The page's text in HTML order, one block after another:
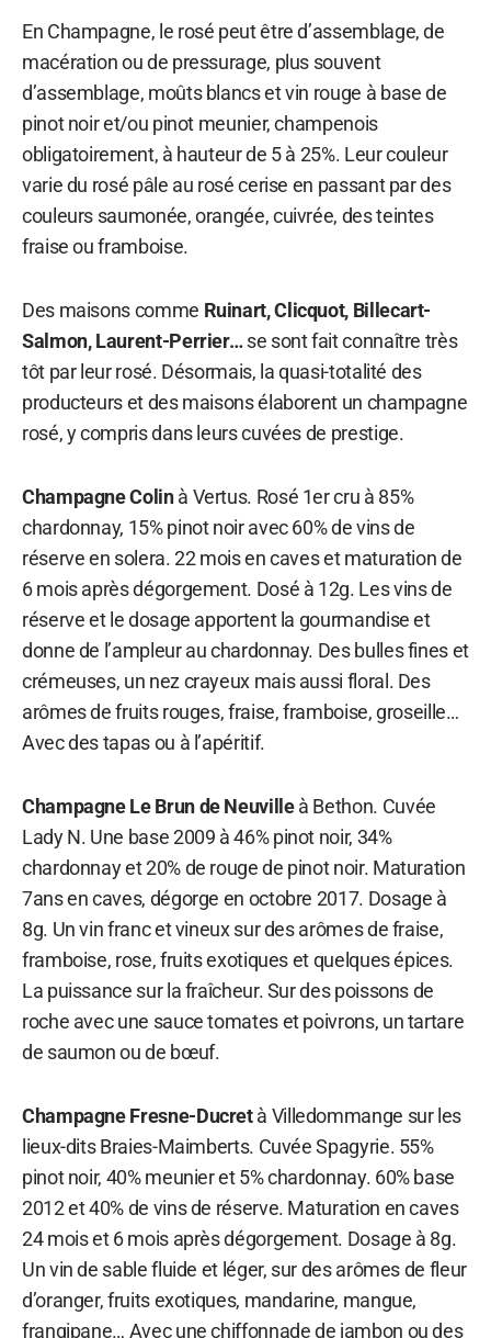
En Champagne, le rosé peut être d’assemblage, de
macération ou de pressurage, plus souvent
d’assemblage, moûts blancs et vin rouge à base de
pinot noir et/ou pinot meunier, champenois
obligatoirement, à hauteur de 5 à 25%. Leur couleur
varie du rosé pâle au rosé cerise en passant par des
couleurs saumonée, orangée, cuivrée, des teintes
fraise ou framboise.
Des maisons comme Ruinart, Clicquot, Billecart-
Salmon, Laurent-Perrier…se sont fait connaître très
tôt par leur rosé. Désormais, la quasi-totalité des
producteurs et des maisons élaborent un champagne
rosé, y compris dans leurs cuvées de prestige.
Champagne Colinà Vertus. Rosé 1er cru à 85%
chardonnay, 15% pinot noir avec 60% de vins de
réserve en solera. 22 mois en caves et maturation de
6 mois après dégorgement. Dosé à 12g. Les vins de
réserve et le dosage apportent la gourmandise et
donne de l’ampleur au chardonnay. Des bulles fines et
crémeuses, un nez crayeux mais aussi floral. Des
arômes de fruits rouges, fraise, framboise, groseille…
Avec des tapas ou à l’apéritif.
Champagne Le Brun de Neuvilleà Bethon. Cuvée
Lady N. Une base 2009 à 46% pinot noir, 34%
chardonnay et 20% de rouge de pinot noir. Maturation
7ans en caves, dégorge en octobre 2017. Dosage à
8g. Un vin franc et vineux sur des arômes de fraise,
framboise, rose, fruits exotiques et quelques épices.
La puissance sur la fraîcheur. Sur des poissons de
roche avec une sauce tomates et poivrons, un tartare
de saumon ou de bœuf.
Champagne Fresne-Ducretà Villedommange sur les
lieux-dits Braies-Maimberts. Cuvée Spagyrie. 55%
pinot noir, 40% meunier et 5% chardonnay. 60% base
2012 et 40% de vins de réserve. Maturation en caves
24 mois et 6 mois après dégorgement. Dosage à 8g.
Un vin de sable fluide et léger, sur des arômes de fleur
d’oranger, fruits exotiques, mandarine, mangue,
frangipane… Avec une chiffonnade de jambon ou des